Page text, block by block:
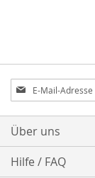
Anmeldung
zum
Newsletter:
Über uns
Hilfe / FAQ